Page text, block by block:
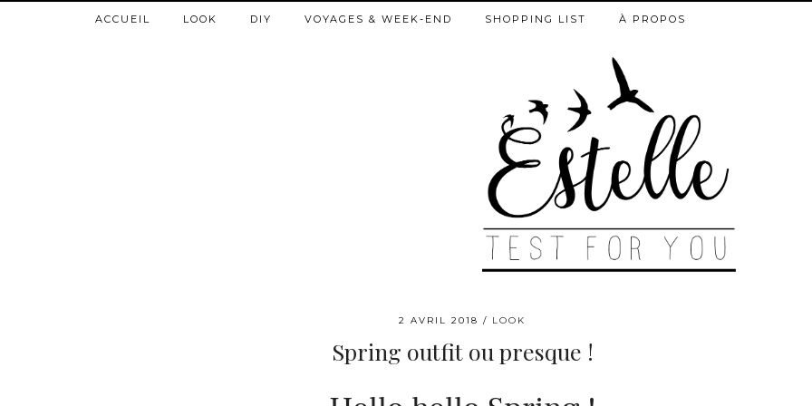
ACCUEIL LOOK DIY VOYAGES & WEEK-END SHOPPING LIST À PROPOS
2 AVRIL 2018 LOOK
Spring outfit ou presque !